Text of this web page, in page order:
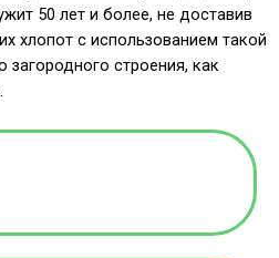
50 лет и более, не доставив
хлопот с использованием такой
строения, как